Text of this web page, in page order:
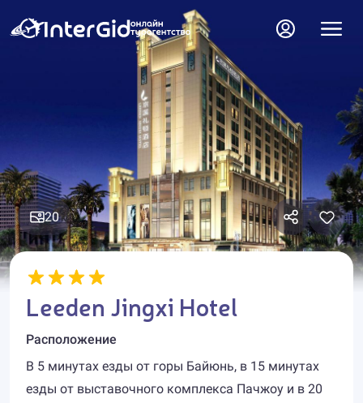
20
Leeden Jingxi Hotel
Расположение
В 5 минутах езды от горы Байюнь, в 15 минутах
езды от выставочного комплекса Пачжоу и в 20